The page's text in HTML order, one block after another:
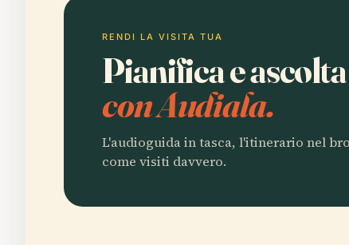
RENDI LA VISITA TUA
Pianifica e
con Audiala.
L'audioguida in tasca, l'itinerario nel
come visiti davvero.